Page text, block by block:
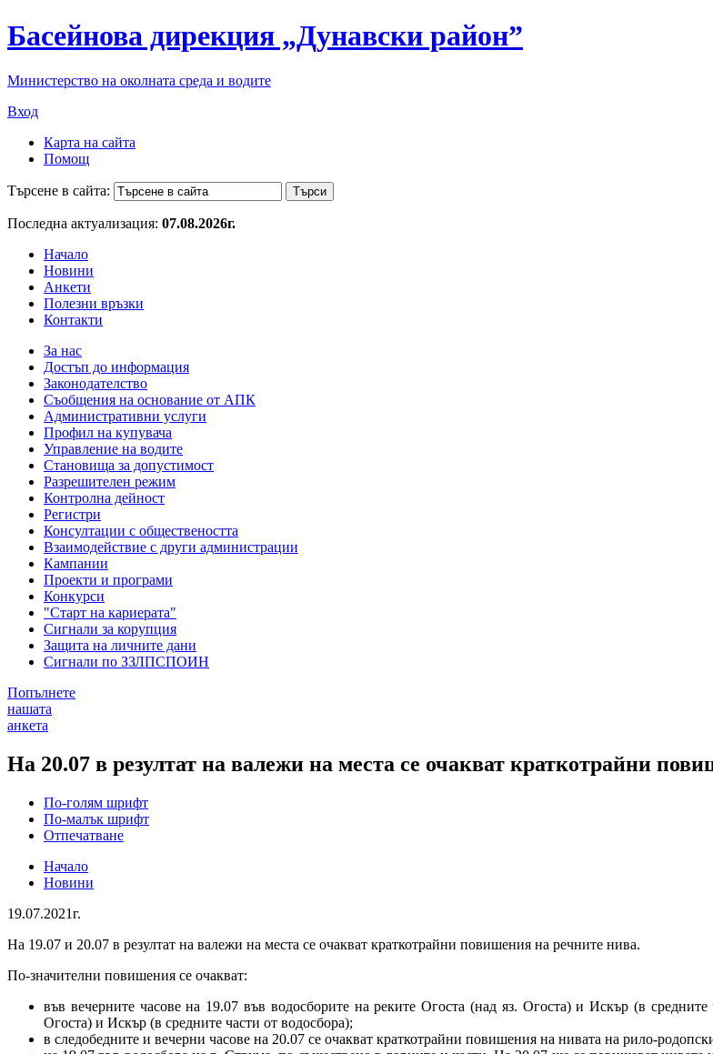
Басейнова дирекция „Дунавски район”
Министерство на околната среда и водите
Вход
Карта на сайта
Помощ
Търсене в сайта:
Последна актуализация: 07.08.2026г.
Начало
Новини
Анкети
Полезни връзки
Контакти
За нас
Достъп до информация
Законодателство
Съобщения на основание от АПК
Административни услуги
Профил на купувача
Управление на водите
Становища за допустимост
Разрешителен режим
Контролна дейност
Регистри
Консултации с обществеността
Взаимодействие с други администрации
Кампании
Проекти и програми
Конкурси
"Старт на кариерата"
Сигнали за корупция
Защита на личните дани
Сигнали по ЗЗЛПСПОИН
Попълнете
нашата
анкета
На 20.07 в резултат на валежи на места се очакват краткотрайни
По-голям шрифт
По-малък шрифт
Отпечатване
Начало
Новини
19.07.2021г.
На 19.07 и 20.07 в резултат на валежи на места се очакват краткотрайни повишения на речните нива.
По-значителни повишения се очакват:
във вечерните часове на 19.07 във водосборите на реките Огоста (над яз. Огоста) и Искър (в
Огоста) и Искър (в средните части от водосбора);
в следобедните и вечерни часове на 20.07 се очакват краткотрайни повишения на нивата на рило-